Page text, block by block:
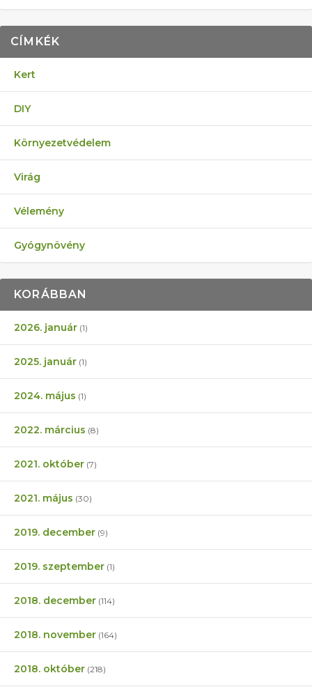
CÍMKÉK
Kert
DIY
Környezetvédelem
Virág
Vélemény
Gyógynövény
KORÁBBAN
2026. január (1)
2025. január (1)
2024. május (1)
2022. március (8)
2021. október (7)
2021. május (30)
2019. december (9)
2019. szeptember (1)
2018. december (114)
2018. november (164)
2018. október (218)